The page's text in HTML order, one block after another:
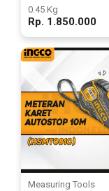
0.45 Kg
Rp. 1.850.000
Measuring Tools
Welding
Machines
Garden
Tools